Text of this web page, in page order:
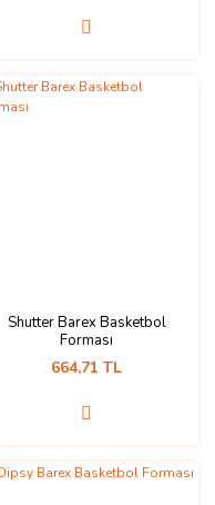
Shutter Barex Basketbol
Forması
664,71 TL